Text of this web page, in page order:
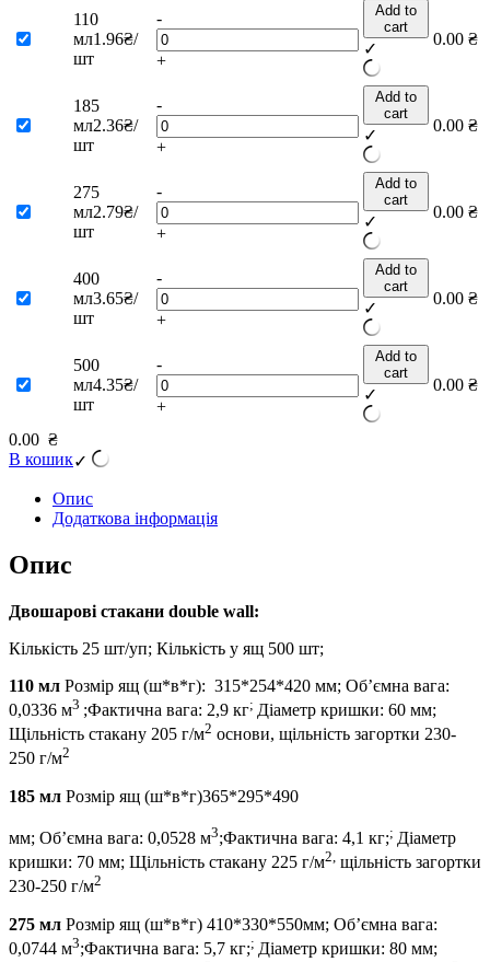
110
мл1.96₴/
шт
-
+
Add to
cart
✓
0.00 ₴
185
мл2.36₴/
шт
-
+
Add to
cart
✓
0.00 ₴
275
мл2.79₴/
шт
-
+
Add to
cart
✓
0.00 ₴
400
мл3.65₴/
шт
-
+
Add to
cart
✓
0.00 ₴
500
мл4.35₴/
шт
-
+
Add to
cart
✓
0.00 ₴
0.00 ₴
В кошик✓
Опис
Додаткова інформація
Опис
Двошарові стакани double wall:
Кількість 25 шт/уп; Кількість у ящ 500 шт;
110 мл Розмір ящ (ш*в*г): 315*254*420 мм; Об’ємна вага:
0,0336 м3 ;Фактична вага: 2,9 кг; Діаметр кришки: 60 мм;
Щільність стакану 205 г/м2 основи, щільність загортки 230-
250 г/м2
185 мл Розмір ящ (ш*в*г)365*295*490
мм; Об’ємна вага: 0,0528 м3;Фактична вага: 4,1 кг;; Діаметр
кришки: 70 мм; Щільність стакану 225 г/м2, щільність загортки
230-250 г/м2
275 мл Розмір ящ (ш*в*г) 410*330*550мм; Об’ємна вага:
0,0744 м3;Фактична вага: 5,7 кг;; Діаметр кришки: 80 мм;